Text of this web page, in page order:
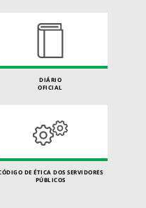
DIÁRIO
OFICIAL
DE ÉTICA DOS SERVIDORES
PÚBLICOS